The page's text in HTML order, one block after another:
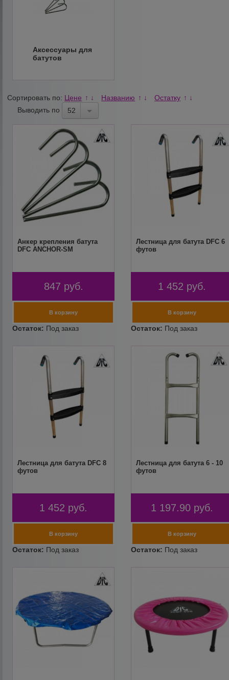
Аксессуары для
батутов
Сортировать по: Цене ↑ ↓ Названию ↑ ↓ Остатку ↑ ↓
Выводить по 52
Анкер крепления батута
DFC ANCHOR-SM
847 руб.
Лестница для батута DFC 6
футов
1 452 руб.
Лестница для батута DFC 8
футов
1 452 руб.
Лестница для батута 6 - 10
футов
1 197.90 руб.